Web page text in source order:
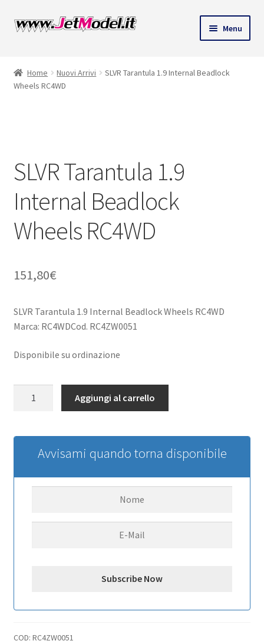
Vai
alla
Vai
Menu
Home Nuovi Arrivi
SLVR Tarantula 1.9 Internal Beadlock
Wheels RC4WD
SLVR Tarantula 1.9
Internal Beadlock
Wheels RC4WD
151,80€
SLVR Tarantula 1.9 Internal Beadlock Wheels RC4WD
Marca: RC4WDCod. RC4ZW0051
Disponibile su ordinazione
Internal
Beadlock
RC4WD
Aggiungi al carrello
Avvisami quando torna disponibile
COD: RC4ZW0051